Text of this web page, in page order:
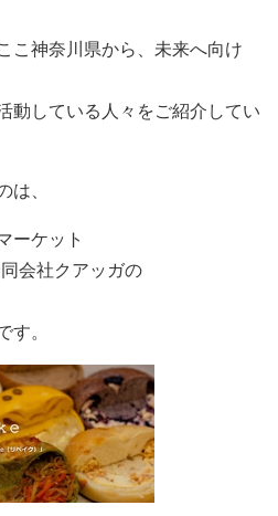
こ神奈川県から、未来へ向け
動している人々をご紹介してい
、
ーケット
会社クアッガの
。